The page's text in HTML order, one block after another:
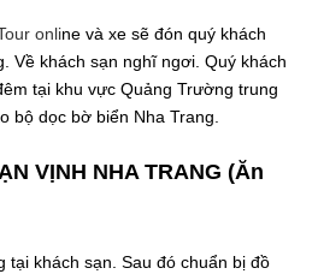
online và xe sẽ đón quý khách
Về khách sạn nghĩ ngơi. Quý khách
tại khu vực Quảng Trường trung
bộ dọc bờ biển Nha Trang.
VỊNH NHA TRANG (Ăn
tại khách sạn. Sau đó chuẩn bị đồ